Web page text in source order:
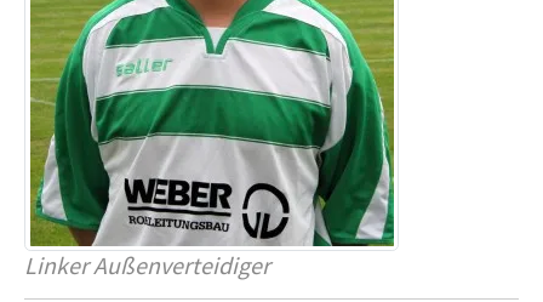
Linker Außenverteidiger